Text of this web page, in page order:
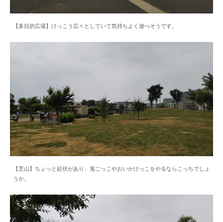
【多目的広場】けっこう広々としていて気持ちよく遊べそうです。
【芝山】ちょっと起伏があり、鬼ごっこやおいかけっこをやるならこっちでしょ
うか。